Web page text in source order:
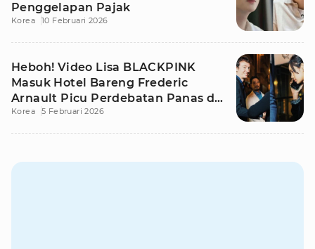
Penggelapan Pajak
Korea 10 Februari 2026
Heboh! Video Lisa BLACKPINK
Masuk Hotel Bareng Frederic
Arnault Picu Perdebatan Panas di
Medsos
Korea 5 Februari 2026